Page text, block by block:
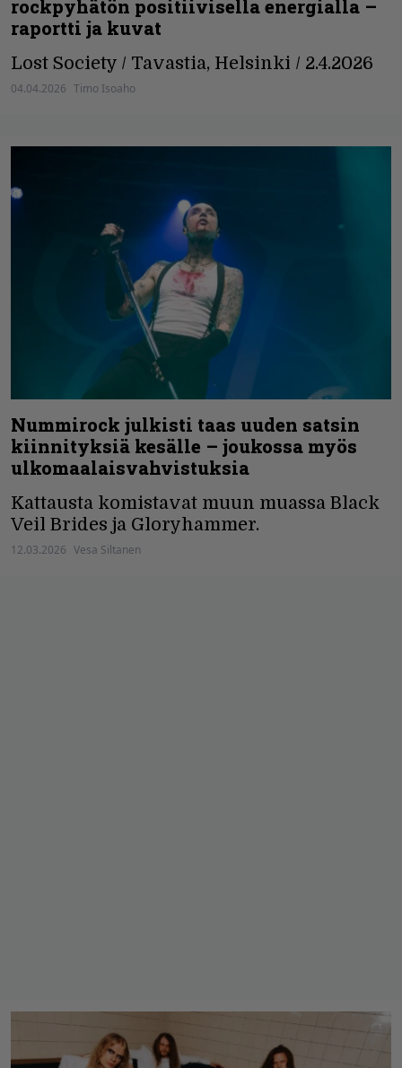
rockpyhätön positiivisella energialla –
raportti ja kuvat
Lost Society / Tavastia, Helsinki / 2.4.2026
04.04.2026 Timo Isoaho
Nummirock julkisti taas uuden satsin
kiinnityksiä kesälle – joukossa myös
ulkomaalaisvahvistuksia
Kattausta komistavat muun muassa Black
Veil Brides ja Gloryhammer.
12.03.2026 Vesa Siltanen